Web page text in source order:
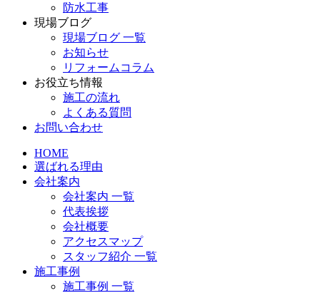
防水工事
現場ブログ
現場ブログ 一覧
お知らせ
リフォームコラム
お役立ち情報
施工の流れ
よくある質問
お問い合わせ
HOME
選ばれる理由
会社案内
会社案内 一覧
代表挨拶
会社概要
アクセスマップ
スタッフ紹介 一覧
施工事例
施工事例 一覧